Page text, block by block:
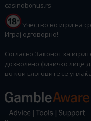
casinobonus.rs
Учество во игри на
Играј одговорно!
Согласно Законот за
дозволено физичко лице
во кои влоговите се